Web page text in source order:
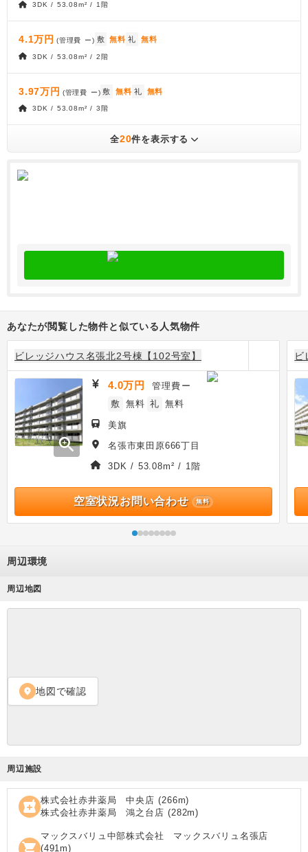
3DK / 53.08m² / 1階
4.1万円 (管理費 ー) 敷 無料 礼 無料
3DK / 53.08m² / 2階
3.97万円 (管理費 ー) 敷 無料 礼 無料
3DK / 53.08m² / 3階
全20件を表示する
あなたが閲覧した物件と似ている人気物件
ビレッジハウス名張北2号棟【102号室】
zoom_in
4.0万円 管理費 ー
敷 無料 礼 無料
美旗
名張市東田原666丁目
3DK / 53.08m² / 1階
空室状況お問い合わせ 無料
ビ
周辺環境
周辺地図
location_on 地図で確認
周辺施設
local_pharmacy 株式会社赤井薬局 中央店 (266m)
株式会社赤井薬局 鴻之台店 (282m)
shopping_cart
マックスバリュ中部株式会社 マックスバリュ名張店
(491m)